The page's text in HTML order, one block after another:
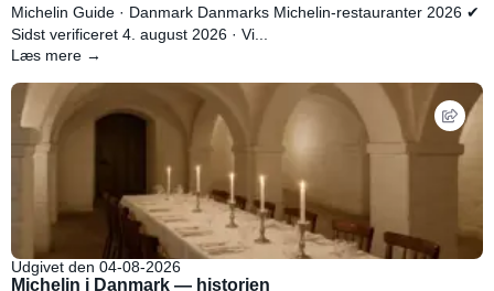
Michelin Guide · Danmark Danmarks Michelin-restauranter 2026 ✔
Sidst verificeret 4. august 2026 · Vi...
Læs mere →
Udgivet den 04-08-2026
Michelin i Danmark — historien